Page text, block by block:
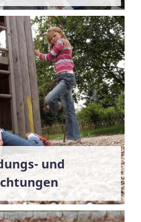
und